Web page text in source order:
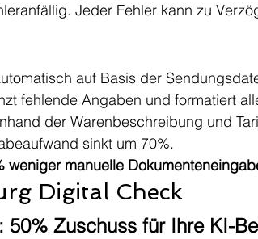
Jeder Fehler kann zu
auf Basis der
fehlende Angaben und formatiert
der Warenbeschreibung und
sinkt um 70%.
weniger manuelle
Digital Check
Zuschuss für Ihre KI-